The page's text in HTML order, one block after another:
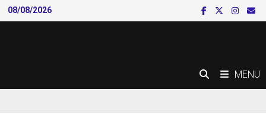
Skip
to
08/08/2026
MENU